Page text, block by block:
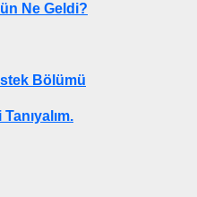
Ne Geldi?
Bölümü